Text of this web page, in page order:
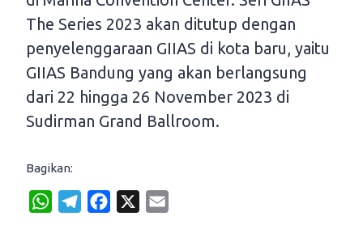
The Series 2023 akan ditutup dengan
penyelenggaraan GIIAS di kota baru, yaitu
GIIAS Bandung yang akan berlangsung
dari 22 hingga 26 November 2023 di
Sudirman Grand Ballroom.
Bagikan:
W